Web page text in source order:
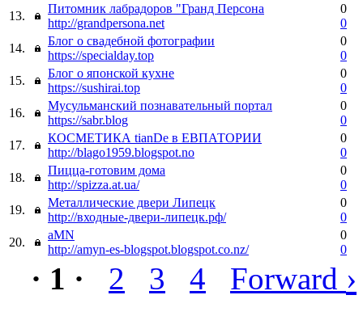
13.
Питомник лабрадоров "Гранд Персона
http://grandpersona.net
0
0
14.
Блог о свадебной фотографии
https://specialday.top
0
0
15.
Блог о японской кухне
https://sushirai.top
0
0
16.
Мусульманский познавательный портал
https://sabr.blog
0
0
17.
КОСМЕТИКА tianDe в ЕВПАТОРИИ
http://blago1959.blogspot.no
0
0
18.
Пицца-готовим дома
http://spizza.at.ua/
0
0
19.
Металлические двери Липецк
http://входные-двери-липецк.рф/
0
0
20.
aMN
http://amyn-es-blogspot.blogspot.co.nz/
0
0
· 1 · 2 3 4 Forward ›